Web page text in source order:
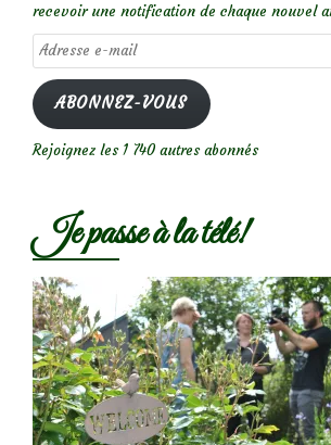
recevoir une notification de chaque nouvel
Adresse
e-
mail
ABONNEZ-VOUS
Rejoignez les 1 740 autres abonnés
Je passe à la télé!